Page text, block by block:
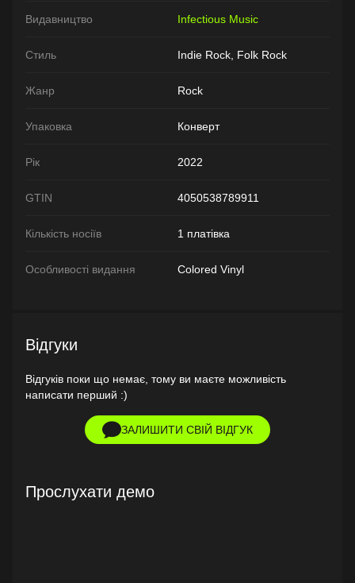
Видавництво Infectious Music
Стиль Indie Rock, Folk Rock
Жанр Rock
Упаковка Конверт
Рік 2022
GTIN 4050538789911
Кількість носіїв 1 платівка
Особливості видання Colored Vinyl
Відгуки
Відгуків поки що немає, тому ви маєте можливість
написати перший :)
ЗАЛИШИТИ СВІЙ ВІДГУК
Прослухати демо